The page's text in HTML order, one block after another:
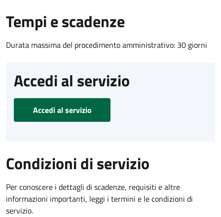
Tempi e scadenze
Durata massima del procedimento amministrativo: 30 giorni
Accedi al servizio
Accedi al servizio
Condizioni di servizio
Per conoscere i dettagli di scadenze, requisiti e altre
informazioni importanti, leggi i termini e le condizioni di
servizio.